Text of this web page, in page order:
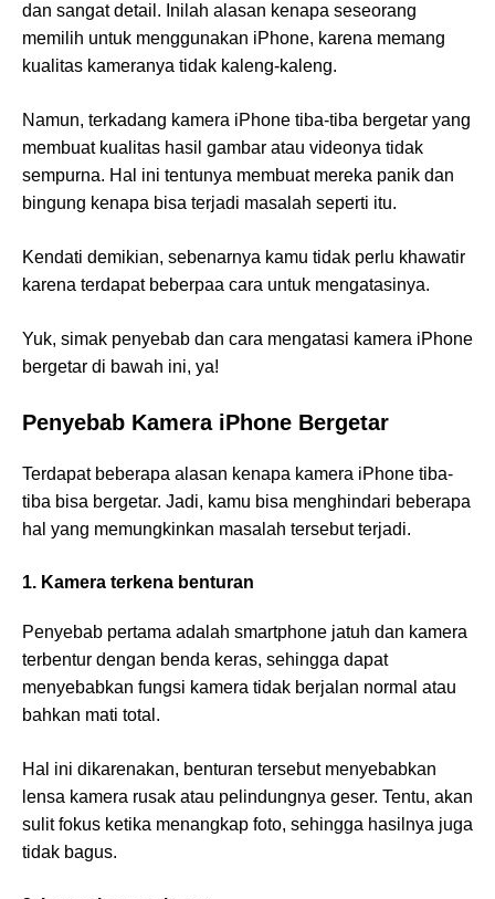
dan sangat detail. Inilah alasan kenapa seseorang
memilih untuk menggunakan iPhone, karena memang
kualitas kameranya tidak kaleng-kaleng.
Namun, terkadang kamera iPhone tiba-tiba bergetar yang
membuat kualitas hasil gambar atau videonya tidak
sempurna. Hal ini tentunya membuat mereka panik dan
bingung kenapa bisa terjadi masalah seperti itu.
Kendati demikian, sebenarnya kamu tidak perlu khawatir
karena terdapat beberpaa cara untuk mengatasinya.
Yuk, simak penyebab dan cara mengatasi kamera iPhone
bergetar di bawah ini, ya!
Penyebab Kamera iPhone Bergetar
Terdapat beberapa alasan kenapa kamera iPhone tiba-
tiba bisa bergetar. Jadi, kamu bisa menghindari beberapa
hal yang memungkinkan masalah tersebut terjadi.
1. Kamera terkena benturan
Penyebab pertama adalah smartphone jatuh dan kamera
terbentur dengan benda keras, sehingga dapat
menyebabkan fungsi kamera tidak berjalan normal atau
bahkan mati total.
Hal ini dikarenakan, benturan tersebut menyebabkan
lensa kamera rusak atau pelindungnya geser. Tentu, akan
sulit fokus ketika menangkap foto, sehingga hasilnya juga
tidak bagus.